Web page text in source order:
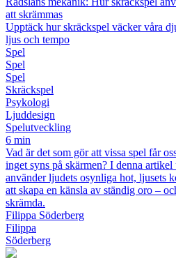
att skrämmas
Upptäck hur skräckspel väcker våra
ljus och tempo
Spel
Spel
Spel
Skräckspel
Psykologi
Ljuddesign
Spelutveckling
6 min
Vad är det som gör att vissa spel får
inget syns på skärmen? I denna
använder ljudets osynliga hot, ljusets
att skapa en känsla av ständig oro –
skrämda.
Filippa Söderberg
Filippa
Söderberg